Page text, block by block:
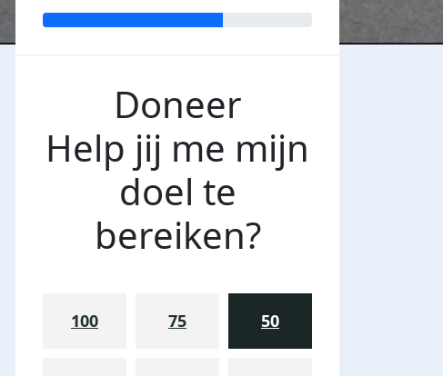
Doneer
Help jij me mijn
doel te
bereiken?
100 75 50